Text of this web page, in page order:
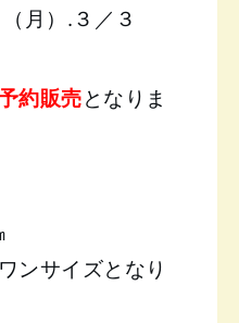
月）.３／３
約販売となりま
ンサイズとなり